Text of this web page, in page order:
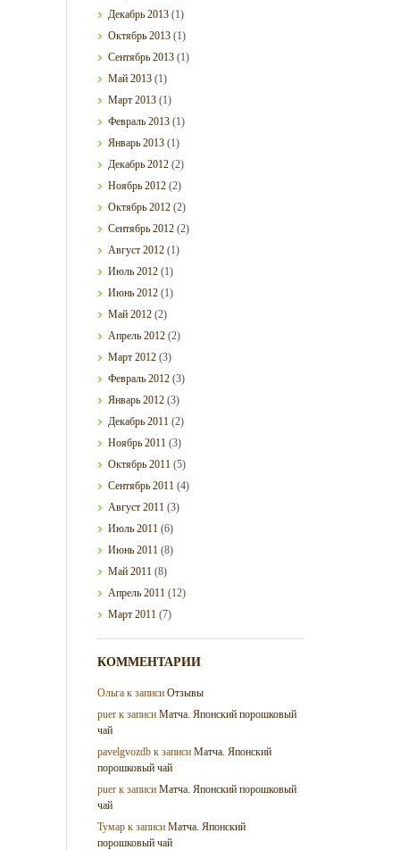
Декабрь2013 (1)
Октябрь2013 (1)
Сентябрь2013 (1)
Май2013 (1)
Март2013 (1)
Февраль2013 (1)
Январь2013 (1)
Декабрь2012 (2)
Ноябрь2012 (2)
Октябрь2012 (2)
Сентябрь2012 (2)
Август2012 (1)
Июль2012 (1)
Июнь2012 (1)
Май2012 (2)
Апрель2012 (2)
Март2012 (3)
Февраль2012 (3)
Январь2012 (3)
Декабрь2011 (2)
Ноябрь2011 (3)
Октябрь2011 (5)
Сентябрь2011 (4)
Август2011 (3)
Июль2011 (6)
Июнь2011 (8)
Май2011 (8)
Апрель2011 (12)
Март2011 (7)
КОММЕНТАРИИ
Ольга к записиОтзывы
puer к записиМатча. Японский порошковый
чай
pavelgvozdb к записиМатча. Японский
порошковый чай
puer к записиМатча. Японский порошковый
чай
Тумар к записиМатча. Японский
порошковый чай